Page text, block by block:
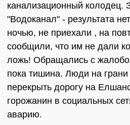
канализационный колодец.
"Водоканал" - результата
ночью, не приехали , на
сообщили, что им не дали
ложь! Обращались с
пока тишина. Люди на
перекрыть дорогу на
горожанин в социальных
аварию.